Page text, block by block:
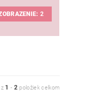
2
z 1 - 2 položiek celkom